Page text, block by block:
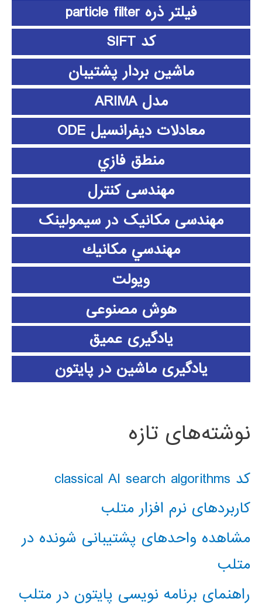
فیلتر ذره particle filter
کد SIFT
ماشین بردار پشتیبان
مدل ARIMA
معادلات دیفرانسیل ODE
منطق فازي
مهندسی کنترل
مهندسی مکانیک در سیمولینک
مهندسي مكانيك
ویولت
هوش مصنوعی
یادگیری عمیق
یادگیری ماشین در پایتون
نوشته‌های تازه
کد classical AI search algorithms
کاربردهای نرم افزار متلب
مشاهده واحدهای پشتیبانی شونده در
متلب
راهنمای برنامه نویسی پایتون در متلب